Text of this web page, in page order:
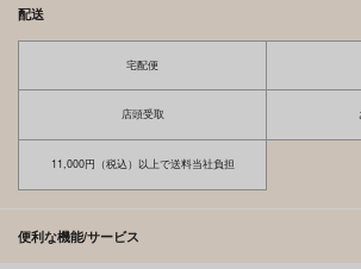
配送
宅配便
店頭受取
11,000円（税込）以上で送料当社負担
便利な機能/サービス